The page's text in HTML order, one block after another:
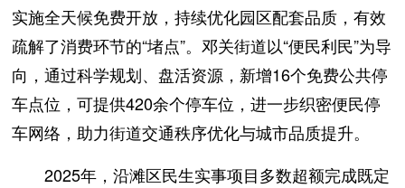
实施全天候免费开放，持续优化园区配套品质，有效
疏解了消费环节的“堵点”。邓关街道以“便民利民”为导
向，通过科学规划、盘活资源，新增16个免费公共停
车点位，可提供420余个停车位，进一步织密便民停
车网络，助力街道交通秩序优化与城市品质提升。
2025年，沿滩区民生实事项目多数超额完成既定